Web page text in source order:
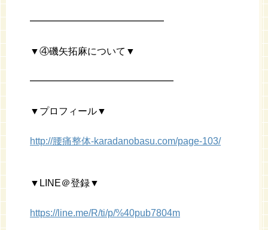
━━━━━━━━━━━━━━
▼④磯矢拓麻について▼
━━━━━━━━━━━━━━━
▼プロフィール▼
http://腰痛整体-karadanobasu.com/page-103/
▼LINE＠登録▼
https://line.me/R/ti/p/%40pub7804m